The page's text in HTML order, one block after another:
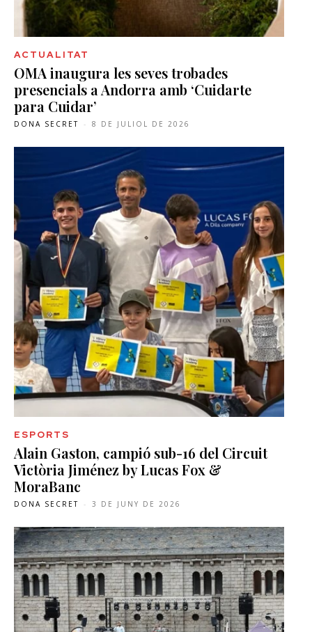
ACTUALITAT
OMA inaugura les seves trobades
presencials a Andorra amb ‘Cuidarte
para Cuidar’
DONA SECRET - 8 DE JULIOL DE 2026
ESPORTS
Alain Gaston, campió sub-16 del Circuit
Victòria Jiménez by Lucas Fox &
MoraBanc
DONA SECRET - 3 DE JUNY DE 2026